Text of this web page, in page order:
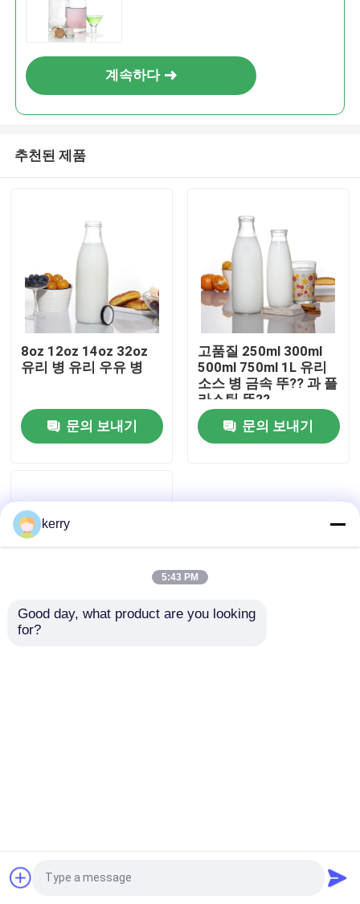
홈
회사 소개
계속하다
추천된 제품
8oz 12oz 14oz 32oz
유리 병 유리 우유 병
문의 보내기
고품질 250ml 300ml
500ml 750ml 1L 유리
소스 병 금속 뚜?? 과 플
라스틱 뚜??
문의 보내기
공장 가격 200ml
Idea Technology Imp & Exp Co., Ltd.. All Rights
kerry
5:43 PM
Good day, what product are you looking
for?